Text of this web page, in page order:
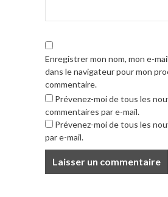
Enregistrer mon nom, mon e-
dans le navigateur pour mon
commentaire.
Prévenez-moi de tous les
commentaires par e-mail.
Prévenez-moi de tous les
par e-mail.